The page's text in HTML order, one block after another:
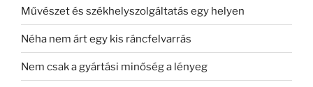
Művészet és székhelyszolgáltatás egy helyen
Néha nem árt egy kis ráncfelvarrás
Nem csak a gyártási minőség a lényeg